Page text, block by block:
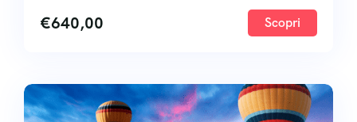
€640,00 Scopri